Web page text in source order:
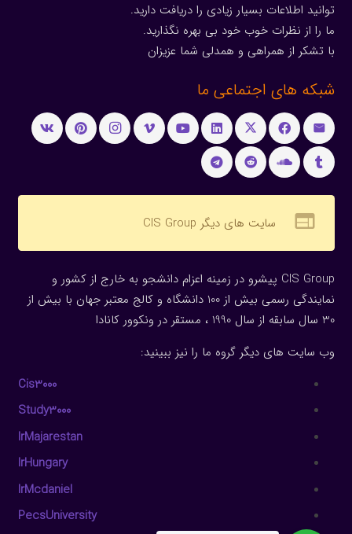
توانید اطلاعات بسیار زیادی را دریافت دارید.
ما را از نظرات خوب خود بی بهره نگذارید.
با تشکر از همراهی و همدلی شما عزیزان
شبکه های اجتماعی ما
web سایت های دیگر CIS Group
CIS Group پیشرو در زمینه اعزام دانشجو به خارج از کشور و
نمایندگی رسمی بیش از 100 دانشگاه و کالج معتبر جهان با بیش از
30 سال سابقه از سال 1990 ، مستقر در ونکوور کانادا
وب سایت های دیگر گروه ما را نیز ببینید:
Cis3000
Study3000
IrMajarestan
IrHungary
IrMcdaniel
PecsUniversity